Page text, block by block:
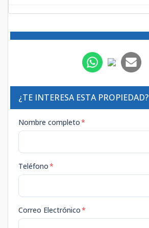
¿TE INTERESA ESTA PROPIEDAD?
Nombre completo*
Teléfono*
Correo Electrónico*